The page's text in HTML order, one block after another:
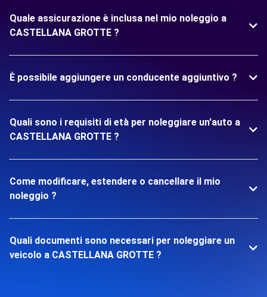
Quale assicurazione è inclusa nel mio noleggio a
CASTELLANA GROTTE ?
È possibile aggiungere un conducente aggiuntivo ?
Quali sono i requisiti di età per noleggiare un'auto a
CASTELLANA GROTTE ?
Come modificare, estendere o cancellare il mio
noleggio ?
Quali documenti sono necessari per noleggiare un
veicolo a CASTELLANA GROTTE ?